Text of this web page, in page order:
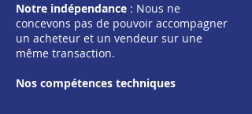
Notre indépendance : Nous ne
concevons pas de pouvoir accompagner
un acheteur et un vendeur sur une
même transaction.
Nos compétences techniques